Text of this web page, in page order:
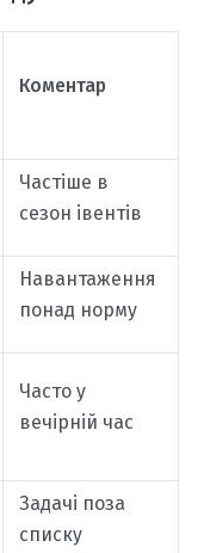
Коментар
Частіше в
сезон івентів
Навантаження
понад норму
Часто у
вечірній час
Задачі поза
списку